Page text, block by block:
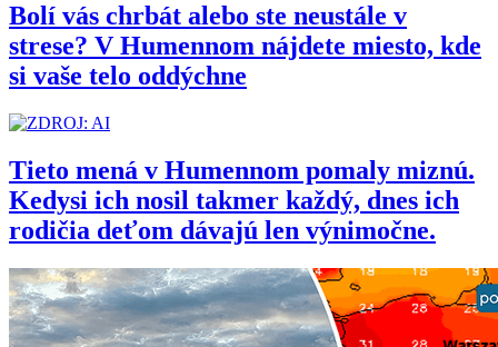
Bolí vás chrbát alebo ste neustále v
strese? V Humennom nájdete miesto, kde
si vaše telo oddýchne
Tieto mená v Humennom pomaly miznú.
Kedysi ich nosil takmer každý, dnes ich
rodičia deťom dávajú len výnimočne.